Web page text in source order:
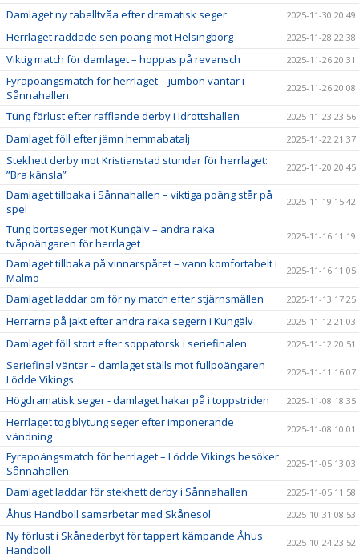
Damlaget ny tabelltvåa efter dramatisk seger 2025-11-30 20:49
Herrlaget räddade sen poäng mot Helsingborg 2025-11-28 22:38
Viktig match för damlaget – hoppas på revansch 2025-11-26 20:31
Fyrapoängsmatch för herrlaget – jumbon väntar i
Sånnahallen
2025-11-26 20:08
Tung förlust efter rafflande derby i Idrottshallen 2025-11-23 23:56
Damlaget föll efter jämn hemmabatalj 2025-11-22 21:37
Stekhett derby mot Kristianstad stundar för herrlaget:
”Bra känsla”
2025-11-20 20:45
Damlaget tillbaka i Sånnahallen – viktiga poäng står på
spel
2025-11-19 15:42
Tung bortaseger mot Kungälv – andra raka
tvåpoängaren för herrlaget
2025-11-16 11:19
Damlaget tillbaka på vinnarspåret – vann komfortabelt i
Malmö
2025-11-16 11:05
Damlaget laddar om för ny match efter stjärnsmällen 2025-11-13 17:25
Herrarna på jakt efter andra raka segern i Kungälv 2025-11-12 21:03
Damlaget föll stort efter soppatorsk i seriefinalen 2025-11-12 20:51
Seriefinal väntar – damlaget ställs mot fullpoängaren
Lödde Vikings
2025-11-11 16:07
Högdramatisk seger - damlaget hakar på i toppstriden 2025-11-08 18:35
Herrlaget tog blytung seger efter imponerande
vändning
2025-11-08 10:01
Fyrapoängsmatch för herrlaget – Lödde Vikings besöker
Sånnahallen
2025-11-05 13:03
Damlaget laddar för stekhett derby i Sånnahallen 2025-11-05 11:58
Åhus Handboll samarbetar med Skånesol 2025-10-31 08:53
Ny förlust i Skånederbyt för tappert kämpande Åhus
Handboll
2025-10-24 23:52